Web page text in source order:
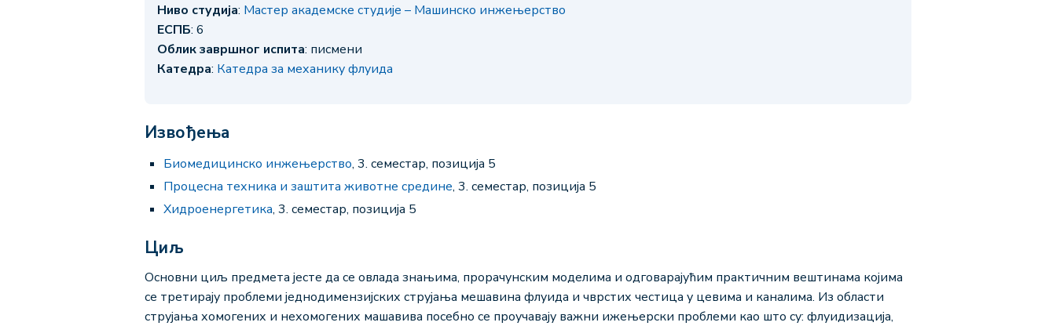
Ниво студија: Мастер академске студије – Машинско инжењерство
ЕСПБ: 6
Облик завршног испита: писмени
Катедра: Катедра за механику флуида
Извођења
Биомедицинско инжењерство, 3. семестар, позиција 5
Процесна техника и заштита животне средине, 3. семестар, позиција 5
Хидроенергетика, 3. семестар, позиција 5
Циљ
Основни циљ предмета јесте да се овлада знањима, прорачунским моделима и одговарајућим практичним вештинама којима
се третирају проблеми једнодимензијских струјања мешавина флуида и чврстих честица у цевима и каналима. Из области
струјања хомогених и нехомогених машавива посебно се проучавају важни ижењерски проблеми као што су: флуидизација,